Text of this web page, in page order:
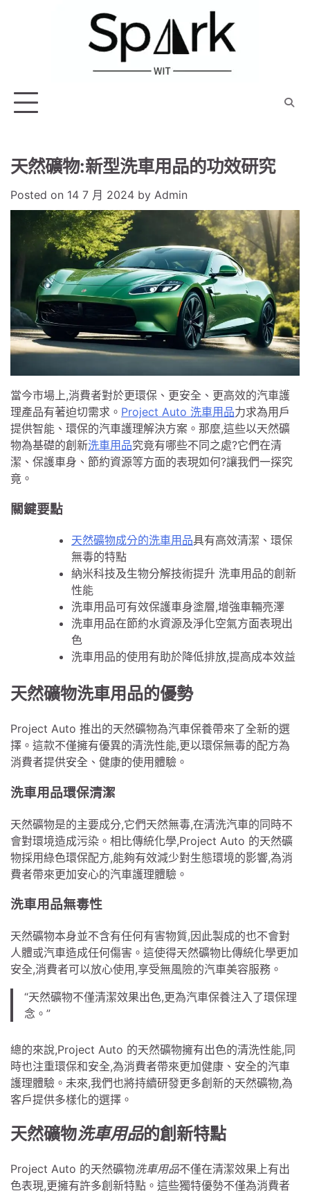
天然礦物:新型洗車用品的功效研究
Posted on 14 7 月 2024 by Admin
當今市場上,消費者對於更環保、更安全、更高效的汽車護
理產品有著迫切需求。 Project Auto 洗車用品力求為用戶
提供智能、環保的汽車護理解決方案。那麼,這些以天然礦
物為基礎的創新洗車用品究竟有哪些不同之處?它們在清
潔、保護車身、節約資源等方面的表現如何?讓我們一探究
竟。
關鍵要點
天然礦物成分的洗車用品具有高效清潔、環保
無毒的特點
納米科技及生物分解技術提升 洗車用品的創新
性能
洗車用品可有效保護車身塗層,增強車輛亮澤
洗車用品在節約水資源及淨化空氣方面表現出
色
洗車用品的使用有助於降低排放,提高成本效益
天然礦物洗車用品的優勢
Project Auto 推出的天然礦物為汽車保養帶來了全新的選
擇。這款不僅擁有優異的清洗性能,更以環保無毒的配方為
消費者提供安全、健康的使用體驗。
洗車用品環保清潔
天然礦物是的主要成分,它們天然無毒,在清洗汽車的同時不
會對環境造成污染。相比傳統化學,Project Auto 的天然礦
物採用綠色環保配方,能夠有效減少對生態環境的影響,為消
費者帶來更加安心的汽車護理體驗。
洗車用品無毒性
天然礦物本身並不含有任何有害物質,因此製成的也不會對
人體或汽車造成任何傷害。這使得天然礦物比傳統化學更加
安全,消費者可以放心使用,享受無風險的汽車美容服務。
“天然礦物不僅清潔效果出色,更為汽車保養注入了環保理
念。”
總的來說,Project Auto 的天然礦物擁有出色的清洗性能,同
時也注重環保和安全,為消費者帶來更加健康、安全的汽車
護理體驗。未來,我們也將持續研發更多創新的天然礦物,為
客戶提供多樣化的選擇。
天然礦物洗車用品的創新特點
Project Auto 的天然礦物洗車用品不僅在清潔效果上有出
色表現,更擁有許多創新特點。這些獨特優勢不僅為消費者